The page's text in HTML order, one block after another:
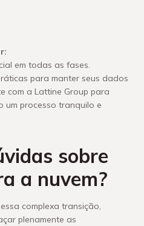
em todas as fases.
para manter seus dados
com a Lattine Group para
processo tranquilo e
sobre
a nuvem?
complexa transição,
plenamente as